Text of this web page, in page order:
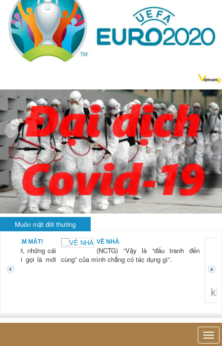
Muôn mặt đời thường
những cái
là mới
VỀ NHÀ
(NCTG) “Vậy là “đấu tranh đến
cùng” của mình chẳng có tác dụng gì”.